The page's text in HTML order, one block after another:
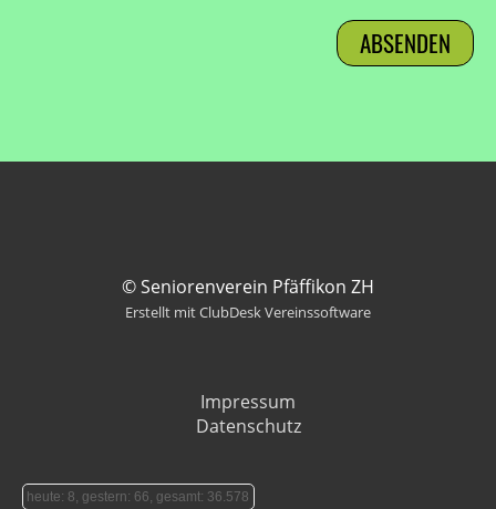
© Seniorenverein Pfäffikon ZH
Erstellt mit ClubDesk Vereinssoftware
Impressum
Datenschutz
heute: 8, gestern: 66, gesamt: 36.578